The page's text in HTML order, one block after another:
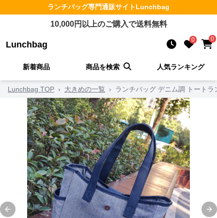
ランチバッグ専門通販サイトLunchbag
10,000円以上のご購入で送料無料
Lunchbag 0 0
新着商品 商品を検索 人気ランキング
Lunchbag TOP › 大きめの一覧 › ランチバッグ デニム調 トートラ
Previous slide